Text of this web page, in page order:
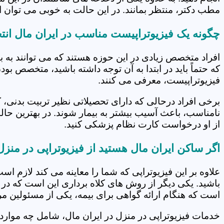
مطب دکتر، منتظر بمانند. در این حالت به خوبی می توان
چگونه یک فیزیوتراپیست مناسب در ایران مال
افراد متخصص زیادی در این حوزه هستند که می توانند
که حتماً باید در ابتدا به آن توجه داشته باشید، متخصص
فیزیوتراپیست، معرفی می کنند.
برخی افراد درحالی که دارای تحصیلاتی نظیر تربیت
نامناسب، باعث آسیب بیشتر به بیمار شوند. در بهترین
از او درخواست کارت نظام پزشکی کنید.
اگر ساکن ایران مال هستید از فیزیوتراپی در
علاوه بر این فیزیوتراپی که شما را معاینه می کند لازم
باشید. یکی دیگر از روش های کلاه برداری این است که
است که هنگام ارائه گواهی برای بیمه، یکی از مسئولین
خدمات فیزیوتراپی در منزل در ایران مال، شامل چه